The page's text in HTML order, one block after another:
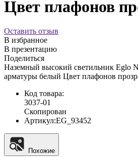
Цвет плафонов
Оставить отзыв
В избранное
В презентацию
Поделиться
Наземный высокий светильник Eglo
арматуры белый Цвет плафонов
Код товара:
3037-01
Скопирован
Артикул:EG_93452
Похожие